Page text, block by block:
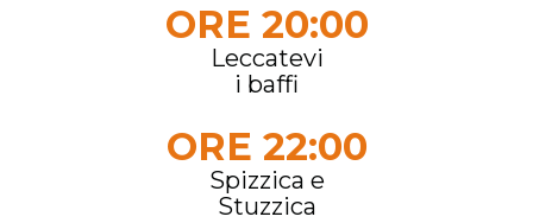
ORE 20:00
Leccatevi
i baffi
ORE 22:00
Spizzica e
Stuzzica